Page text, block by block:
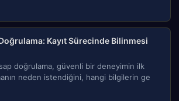
Kayıt Sürecinde Bilinmesi
doğrulama, güvenli bir deneyimin ilk
neden istendiğini, hangi bilgilerin ge